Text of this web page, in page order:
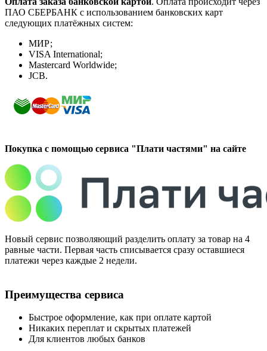
ПАО СБЕРБАНК с использованием банковских карт
следующих платёжных систем:
МИР;
VISA International;
Mastercard Worldwide;
JCB.
Покупка с помощью сервиса "Плати частями" на сайте
Новый сервис позволяющий разделить оплату за товар на 4
равные части. Первая часть списывается сразу оставшиеся
платежи через каждые 2 недели.
Преимущества сервиса
Быстрое оформление, как при оплате картой
Никаких переплат и скрытых платежей
Для клиентов любых банков